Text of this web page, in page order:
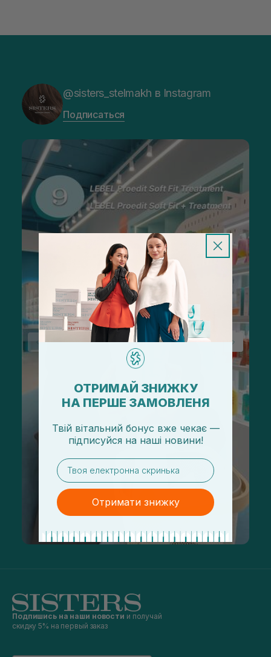
@sisters_stelmakh в Instagram
Подписаться
Подпишись на наши новости и получай
скидку 5% на первый заказ
ОТРИМАЙ ЗНИЖКУ
НА ПЕРШЕ ЗАМОВЛЕНЯ
Твій вітальний бонус вже чекає —
підписуйся на наші новини!
email
Отримати знижку